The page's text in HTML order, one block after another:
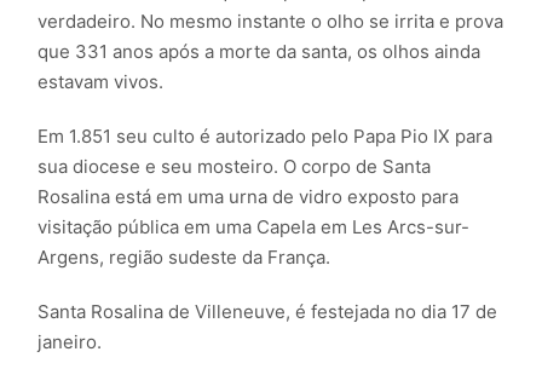
verdadeiro. No mesmo instante o olho se irrita e prova
que 331 anos após a morte da santa, os olhos ainda
estavam vivos.
Em 1.851 seu culto é autorizado pelo Papa Pio IX para
sua diocese e seu mosteiro. O corpo de Santa
Rosalina está em uma urna de vidro exposto para
visitação pública em uma Capela em Les Arcs-sur-
Argens, região sudeste da França.
Santa Rosalina de Villeneuve, é festejada no dia 17 de
janeiro.